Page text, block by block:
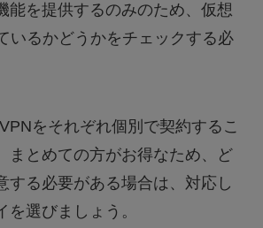
能を提供するのみのため、仮想
いるかどうかをチェックする必
をそれぞれ個別で契約するこ
まとめての方がお得なため、ど
する必要がある場合は、対応し
選びましょう。